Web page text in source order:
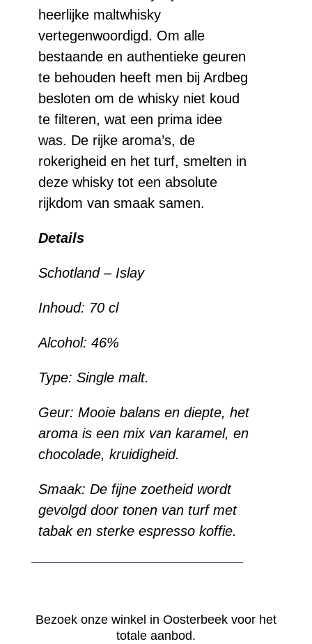
heerlijke maltwhisky
vertegenwoordigd. Om alle
bestaande en authentieke geuren
te behouden heeft men bij Ardbeg
besloten om de whisky niet koud
te filteren, wat een prima idee
was. De rijke aroma’s, de
rokerigheid en het turf, smelten in
deze whisky tot een absolute
rijkdom van smaak samen.
Details
Schotland – Islay
Inhoud: 70 cl
Alcohol: 46%
Type: Single malt.
Geur: Mooie balans en diepte, het
aroma is een mix van karamel, en
chocolade, kruidigheid.
Smaak: De fijne zoetheid wordt
gevolgd door tonen van turf met
tabak en sterke espresso koffie.
Bezoek onze winkel in Oosterbeek voor het
totale aanbod.